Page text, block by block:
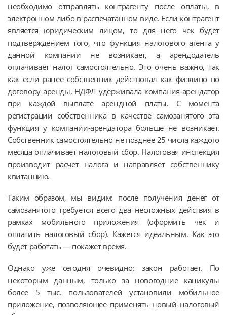
необходимо отправлять контрагенту после оплаты, в
электронном либо в распечатанном виде. Если контрагент
является юридическим лицом, то для него чек будет
подтверждением того, что функция налогового агента у
данной компании не возникает, а арендодатель
оплачивает налог самостоятельно. Это очень важно, так
как если ранее собственник действовал как физлицо по
договору аренды, НДФЛ удерживала компания-арендатор
при каждой выплате арендной платы. С момента
регистрации собственника в качестве самозанятого эта
функция у компании-арендатора больше не возникает.
Собственник самостоятельно не позднее 25 числа каждого
месяца оплачивает налоговый сбор. Налоговая инспекция
производит расчет налога и направляет собственнику
квитанцию.
Таким образом, мы видим: после получения денег от
самозанятого требуется всего два несложных действия в
рамках мобильного приложения (оформить чек и
оплатить налоговый сбор). Кажется идеальным. Как это
будет работать — покажет время.
Однако уже сегодня очевидно: закон работает. По
некоторым данным, только за новогодние каникулы
более 5 тыс. пользователей установили мобильное
приложение, позволяющее применять новый налоговый